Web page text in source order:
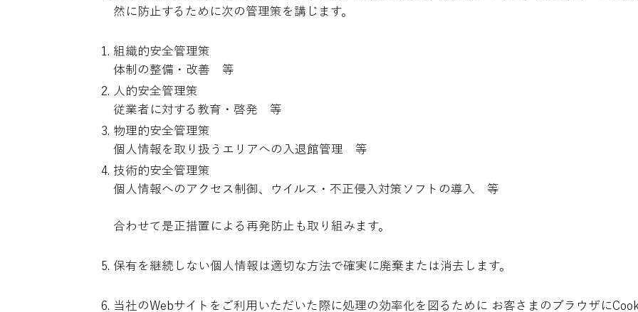
然に防止するために次の管理策を講じます。
組織的安全管理策
体制の整備・改善 等
人的安全管理策
従業者に対する教育・啓発 等
物理的安全管理策
個人情報を取り扱うエリアへの入退館管理 等
技術的安全管理策
個人情報へのアクセス制御、ウイルス・不正侵入対策ソフトの導入 等
合わせて是正措置による再発防止も取り組みます。
保有を継続しない個人情報は適切な方法で確実に廃棄または消去します。
当社のWebサイトをご利用いただいた際に処理の効率化を図るために お客さまのブラウザに